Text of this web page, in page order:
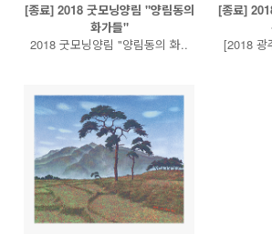
[종료] 2018 굿모닝양림 "양림동의
화가들"
2018 굿모닝양림 "양림동의 화..
[종료]
[2018 광